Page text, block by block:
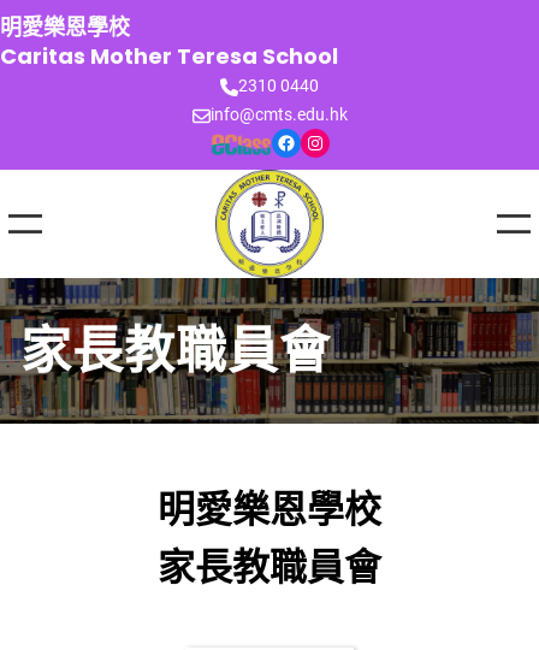
跳
至
主
明愛樂恩學校
Caritas Mother Teresa School
2310 0440
info@cmts.edu.hk
Facebook Instagram
家長教職員會
明愛樂恩學校
家長教職員會